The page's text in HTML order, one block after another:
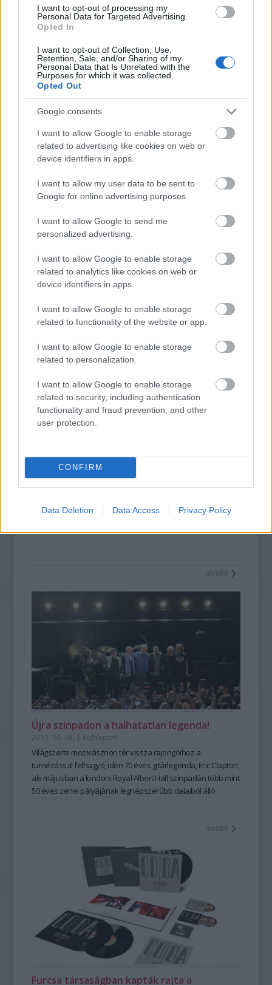
I want to opt-out of processing my
Personal Data for Targeted Advertising.
Opted In
I want to opt-out of Collection, Use,
Retention, Sale, and/or Sharing of my
Personal Data that Is Unrelated with the
Purposes for which it was collected.
Opted Out
Google consents
I want to allow Google to enable storage
related to advertising like cookies on web or
device identifiers in apps.
I want to allow my user data to be sent to
Google for online advertising purposes.
I want to allow Google to send me
personalized advertising.
I want to allow Google to enable storage
related to analytics like cookies on web or
device identifiers in apps.
I want to allow Google to enable storage
related to functionality of the website or app.
I want to allow Google to enable storage
related to personalization.
I want to allow Google to enable storage
related to security, including authentication
functionality and fraud prevention, and other
user protection.
CONFIRM
Data Deletion Data Access Privacy Policy
tovább
Ripi kis világa
2018. 10. 30.|kardosanikó
November 3-án mutatja be Ripoff Raskolnikov Small World
című új lemezét a Fonóban.
tovább
Világhírű gitárossal turnézik a magyar
csapat
Szabó Tamás meghívására Magyarországra érkezett Tim
tovább
Újra színpadon a halhatatlan legenda!
2015. 10. 06. | Kultúrpart
Világszerte mozivásznon tér vissza rajongóihoz a
turnézással felhagyó, idén 70 éves gitárlegenda, Eric Clapton,
aki májusban a londoni Royal Albert Hall színpadán több mint
50 éves zenei pályájának legnépszerűbb dalaiból álló
tovább
Furcsa társaságban kapták rajta a